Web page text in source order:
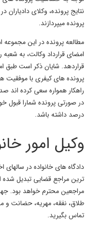
نتایج پرونده، وکلای
پرونده میپردازند.
مطالعه پرونده در این
امضای قرارداد وکالت، به
پرونده های کیفری با موفقیت
راهکار همواره سعی کرده اند
درصد داشته باشد.
وکیل امور
دادگاه های خانواده در سالهای
ترین مراجع قضایی تبدیل
مراجعین محترم خواهد بود.
طلاق، نفقه،مهریه،حضانت و
تماس بگیرید.